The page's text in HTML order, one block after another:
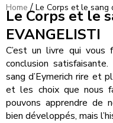
Home / Le Corps et le sang
Le Corps et le
EVANGELISTI
C’est un livre qui vous
conclusion
sang d’Eymerich rire et
et les choix que nous
pouvons apprendre de
bien développés, mais